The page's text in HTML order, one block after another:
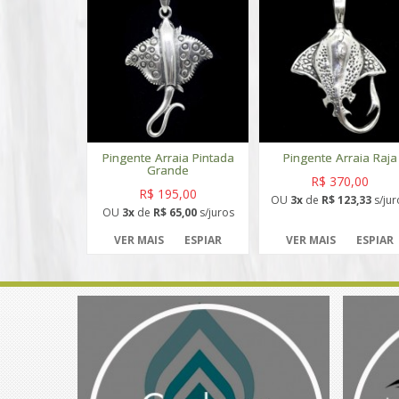
Pingente Arraia Pintada
Grande
R$ 195,00
OU 3xde R$ 65,00s/juros
VER MAIS
ESPIAR
Pingente Arraia Raja
R$ 370,00
OU 3x de R$ 123,33 s/
VER MAIS ESPIAR